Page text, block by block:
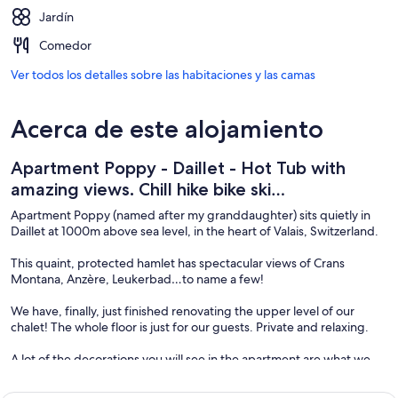
Jardín
Comedor
Ver todos los detalles sobre las habitaciones y las camas
Acerca de este alojamiento
Apartment Poppy - Daillet - Hot Tub with
amazing views. Chill hike bike ski…
Apartment Poppy (named after my granddaughter) sits quietly in
Daillet at 1000m above sea level, in the heart of Valais, Switzerland.
This quaint, protected hamlet has spectacular views of Crans
Montana, Anzère, Leukerbad…to name a few!
We have, finally, just finished renovating the upper level of our
chalet! The whole floor is just for our guests. Private and relaxing.
A lot of the decorations you will see in the apartment are what we
the chalet. Other things were from the local brocante shops. All the